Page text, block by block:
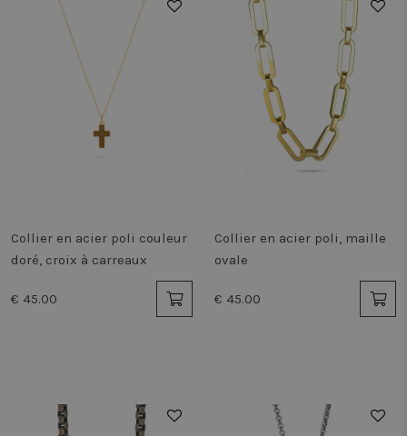
Collier en acier poli couleur
doré, croix à carreaux
€ 45.00
Collier en acier poli, maille
ovale
€ 45.00